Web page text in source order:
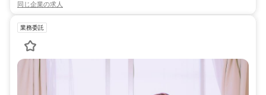
同じ企業の求人
業務委託